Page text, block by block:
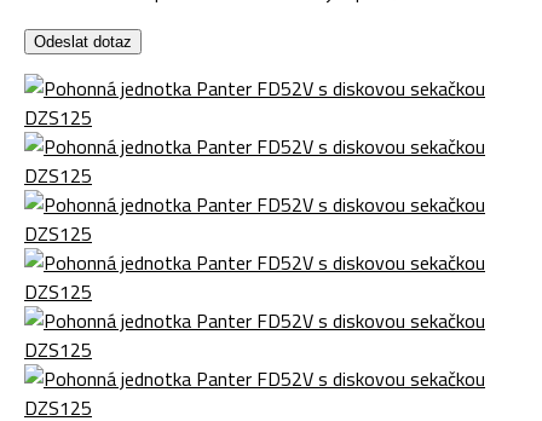
Odeslat dotaz